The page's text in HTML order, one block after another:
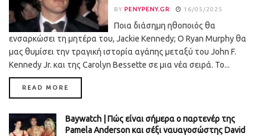
BY PENYPENY.GR 16/05/2025
Ποια διάσημη ηθοποιός θα
ενσαρκώσει τη μητέρα του, Jackie Kennedy; Ο Ryan Murphy θα
μας θυμίσει την τραγική ιστορία αγάπης μεταξύ του John F.
Kennedy Jr. και της Carolyn Bessette σε μια νέα σειρά. Το...
READ MORE
Baywatch | Πώς είναι σήμερα ο παρτενέρ της
Pamela Anderson και σέξι ναυαγοσώστης David